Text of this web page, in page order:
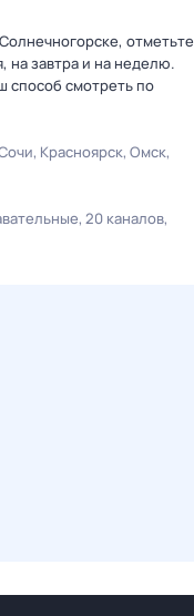
отметьте
на завтра и на неделю.
способ смотреть по
Красноярск Омск
20 каналов